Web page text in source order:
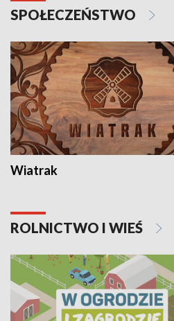
SPOŁECZEŃSTWO
Wiatrak
ROLNICTWO I WIEŚ